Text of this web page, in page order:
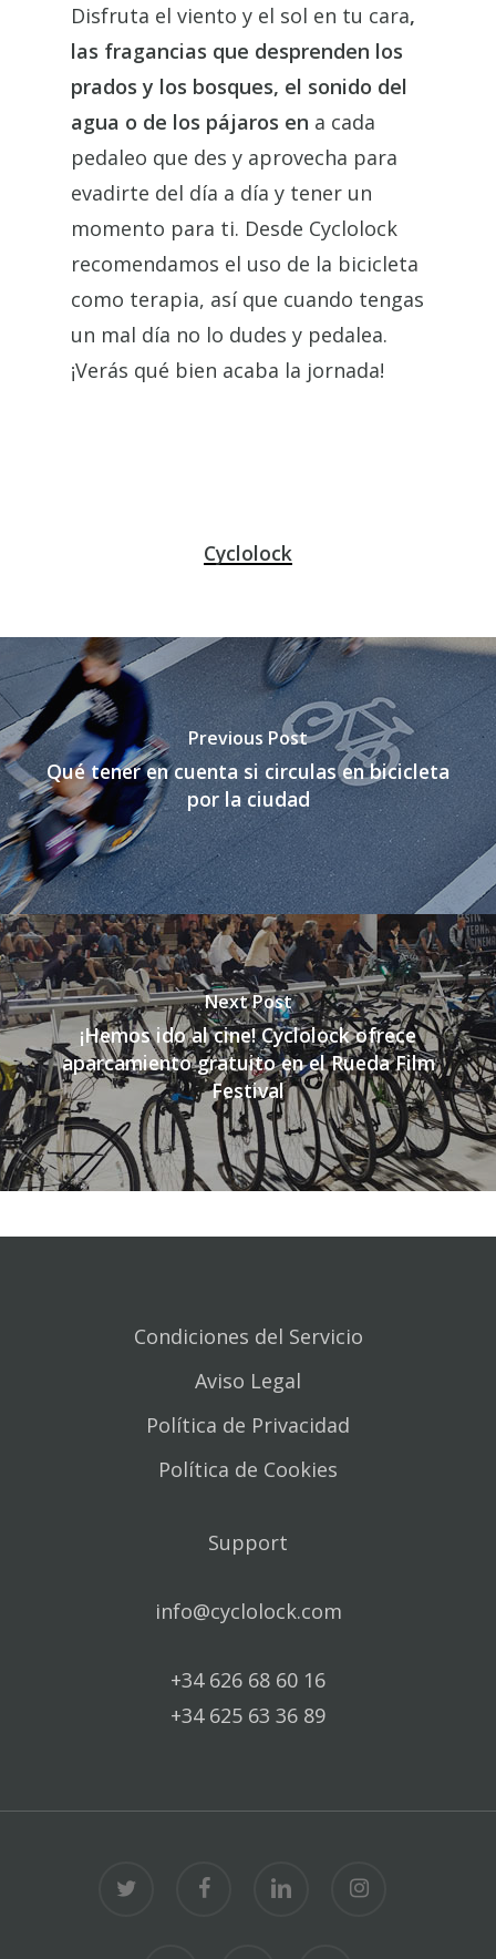
Disfruta el viento y el sol en tu cara,
las fragancias que desprenden los
prados y los bosques, el sonido del
agua o de los pájaros en a cada
pedaleo que des y aprovecha para
evadirte del día a día y tener un
momento para ti. Desde Cyclolock
recomendamos el uso de la bicicleta
como terapia, así que cuando tengas
un mal día no lo dudes y pedalea.
¡Verás qué bien acaba la jornada!
Cyclolock
Previous Post
Qué tener en cuenta si circulas en bicicleta
por la ciudad
Next Post
¡Hemos ido al cine! Cyclolock ofrece
aparcamiento gratuito en el Rueda Film
Festival
Condiciones del Servicio
Aviso Legal
Política de Privacidad
Política de Cookies
Support
info@cyclolock.com
+34 626 68 60 16
+34 625 63 36 89
facebook